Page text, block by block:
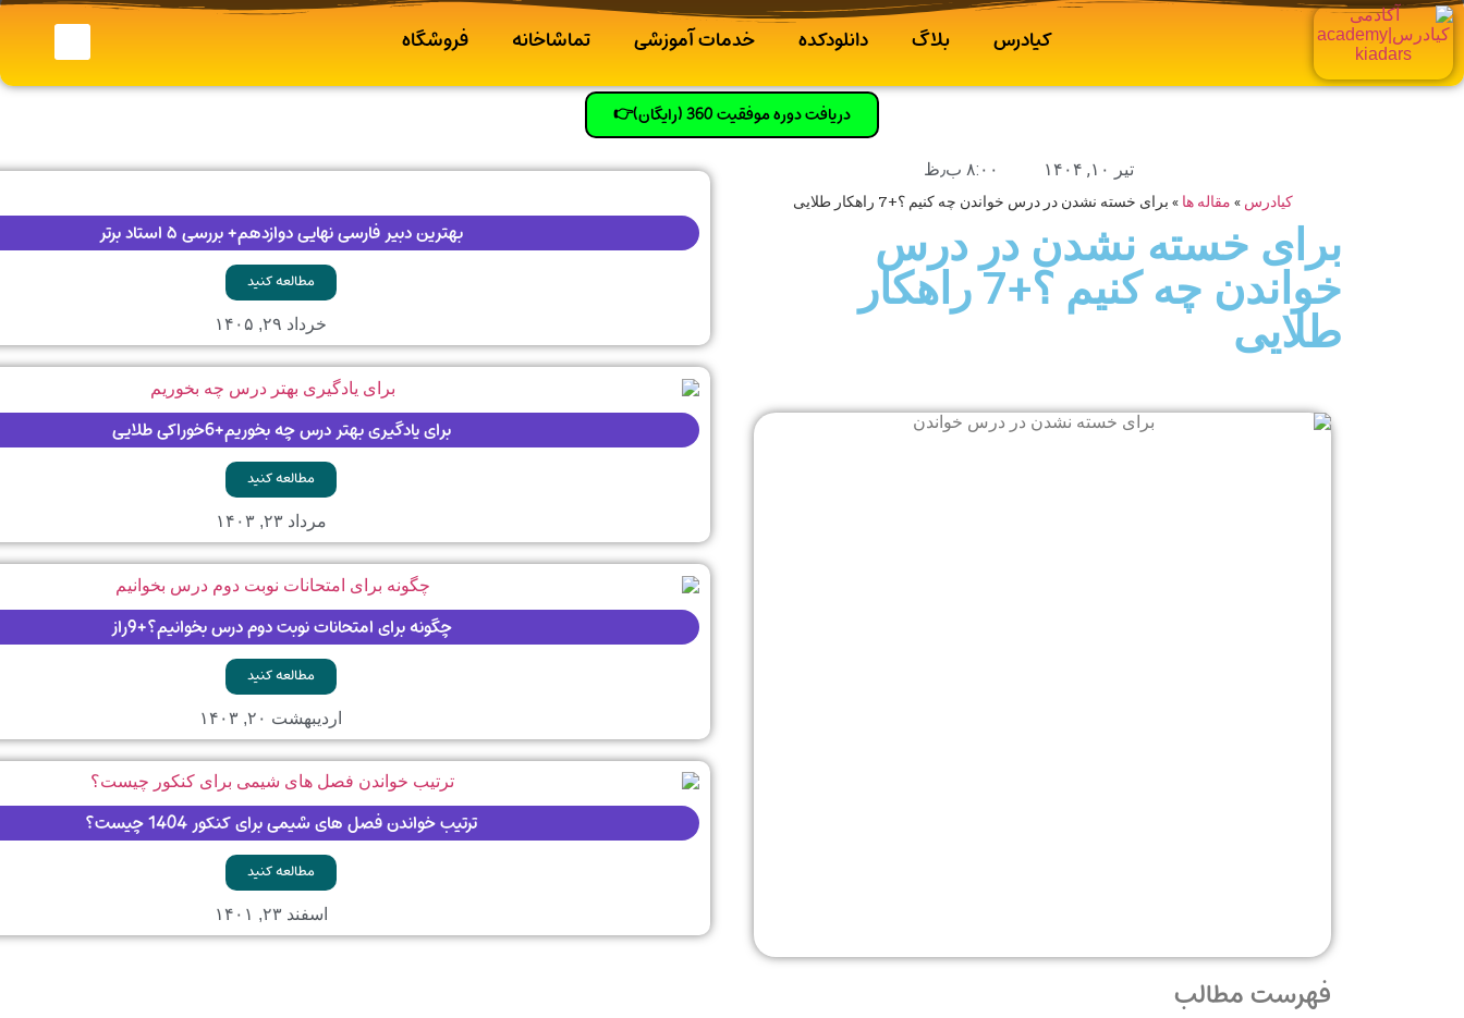
کیادرس بلاگ دانلودکده خدمات آموزشی تماشاخانه فروشگاه
دریافت دوره موفقیت 360 (رایگان)👉
تیر ۱۰, ۱۴۰۴ ۸:۰۰ ب٫ظ
کیادرس » مقاله ها » برای خسته نشدن در درس خواندن چه کنیم ؟+7 راهکار طلایی
برای خسته نشدن در درس
خواندن چه کنیم ؟+7 راهکار
طلایی
فهرست مطالب
بهترین دبیر فارسی نهایی دوازدهم+ بررسی ۵ استاد برتر
مطالعه کنید
خرداد ۲۹, ۱۴۰۵
برای یادگیری بهتر درس چه بخوریم+6خوراکی طلایی
مطالعه کنید
مرداد ۲۳, ۱۴۰۳
چگونه برای امتحانات نوبت دوم درس بخوانیم؟+9راز
مطالعه کنید
اردیبهشت ۲۰, ۱۴۰۳
ترتیب خواندن فصل های شیمی برای کنکور 1404 چیست؟
مطالعه کنید
اسفند ۲۳, ۱۴۰۱